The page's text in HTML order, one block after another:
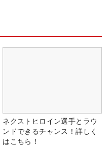
ネクストヒロイン選手とラウ
ンドできるチャンス！詳しく
はこちら！